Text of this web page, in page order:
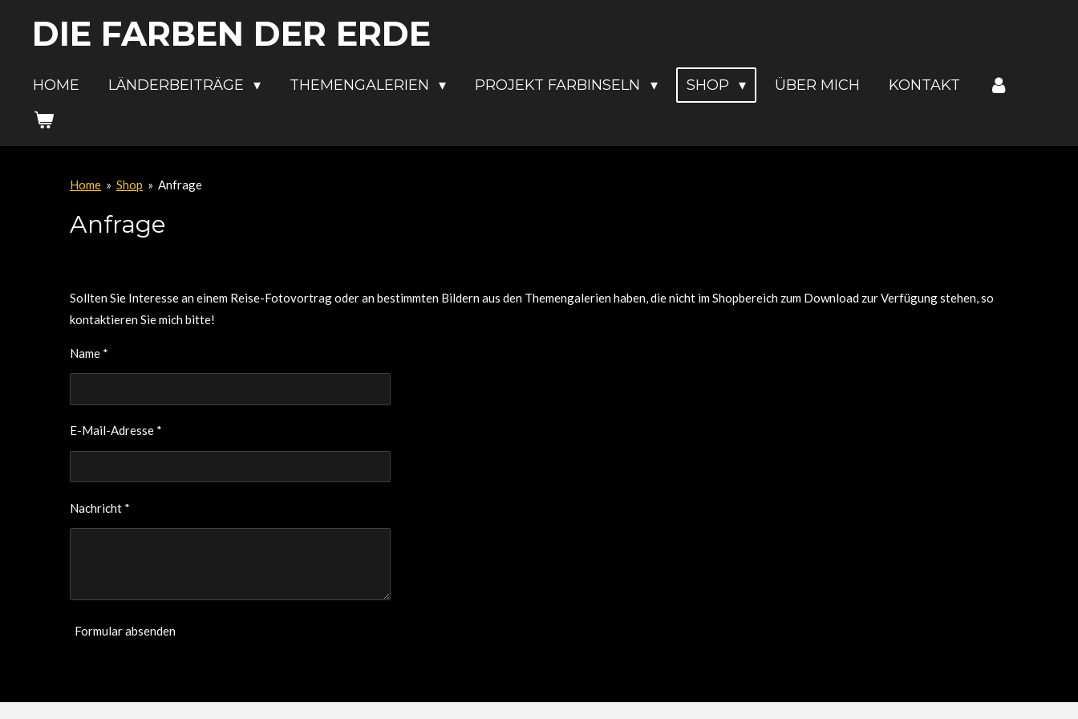
Hauptinhalt
DIE FARBEN DER ERDE
HOME LÄNDERBEITRÄGE THEMENGALERIEN PROJEKT FARBINSELN SHOP ÜBER MICH KONTAKT
Home » Shop » Anfrage
Anfrage
Sollten Sie Interesse an einem Reise-Fotovortrag oder an bestimmten Bildern aus den Themengalerien haben, die nicht im Shopbereich zum Download zur Verfügung stehen, so
kontaktieren Sie mich bitte!
Name *
E-Mail-Adresse *
Nachricht *
Formular absenden